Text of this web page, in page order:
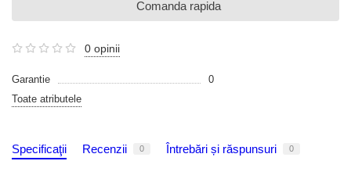
Comanda rapida
0 opinii
Garantie
0
Toate atributele
Specificaţii Recenzii 0 Întrebări și răspunsuri 0